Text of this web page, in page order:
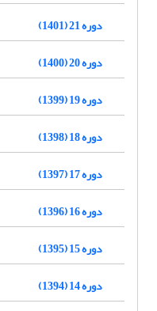
دوره 21 (1401)
دوره 20 (1400)
دوره 19 (1399)
دوره 18 (1398)
دوره 17 (1397)
دوره 16 (1396)
دوره 15 (1395)
دوره 14 (1394)